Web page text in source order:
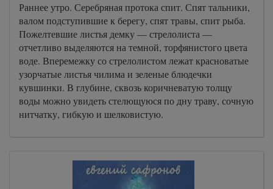
Раннее утро. Серебряная протока спит. Спят тальники,
валом подступившие к берегу, спят травы, спит рыба.
Пожелтевшие листья демку — стрелолиста —
отчетливо выделяются на темной, торфянистого цвета
воде. Вперемежку со стрелолистом лежат красноватые
узорчатые листья чилима и зеленые блюдечки
кувшинки. В глубине, сквозь коричневатую толщу
воды можно увидеть стелющуюся по дну траву, сочную
нитчатку, гибкую и шелковистую.